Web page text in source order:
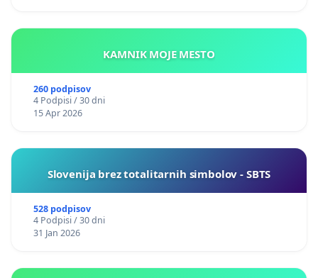
KAMNIK MOJE MESTO
260 podpisov
4 Podpisi / 30 dni
15 Apr 2026
Slovenija brez totalitarnih simbolov - SBTS
528 podpisov
4 Podpisi / 30 dni
31 Jan 2026